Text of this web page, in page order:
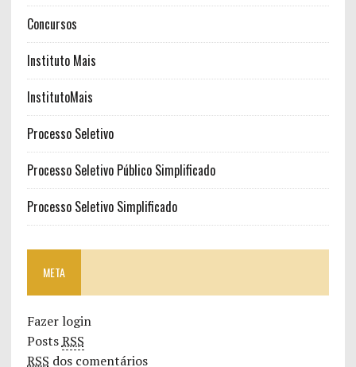
Concursos
Instituto Mais
InstitutoMais
Processo Seletivo
Processo Seletivo Público Simplificado
Processo Seletivo Simplificado
META
Fazer login
PostsRSS
RSS dos comentários